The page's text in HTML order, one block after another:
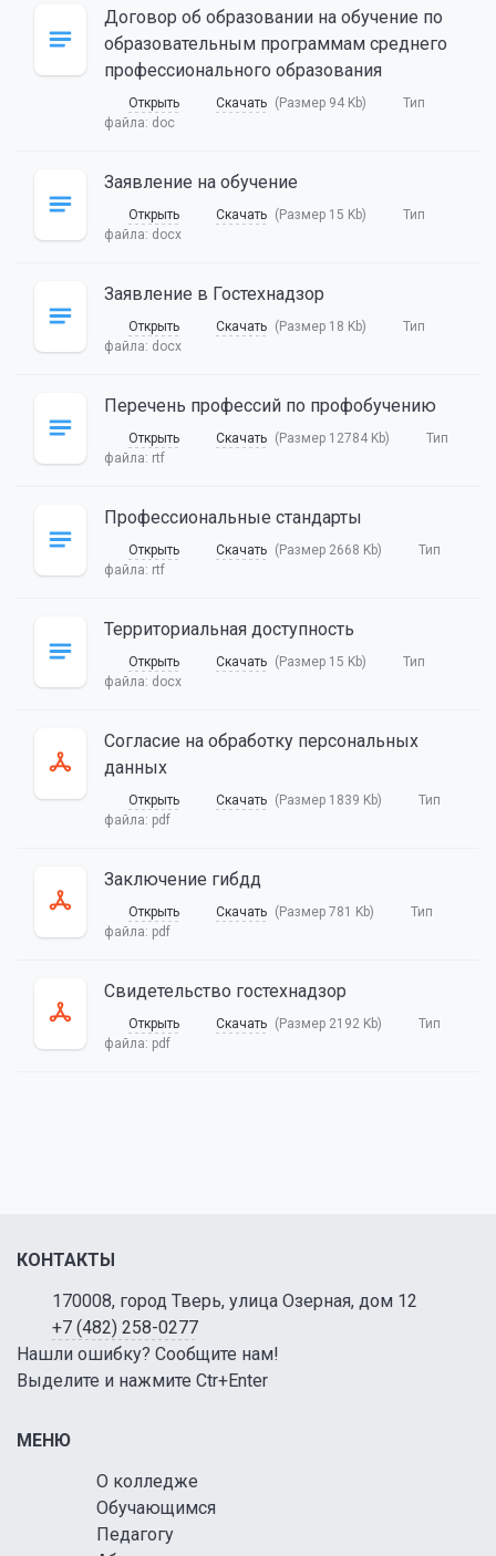
Договор об образовании на обучение по
образовательным программам среднего
профессионального образования
Открыть Скачать (Размер 94 Kb)
Тип
файла: doc
Заявление на обучение
Открыть Скачать (Размер 15 Kb)
Тип
файла: docx
Заявление в Гостехнадзор
Открыть Скачать (Размер 18 Kb)
Тип
файла: docx
Перечень профессий по профобучению
Открыть Скачать (Размер 12784 Kb)
Тип
файла: rtf
Профессиональные стандарты
Открыть Скачать (Размер 2668 Kb)
Тип
файла: rtf
Территориальная доступность
Открыть Скачать (Размер 15 Kb)
Тип
файла: docx
Согласие на обработку персональных
данных
Открыть Скачать (Размер 1839 Kb)
Тип
файла: pdf
Заключение гибдд
Открыть Скачать (Размер 781 Kb)
Тип
файла: pdf
Свидетельство гостехнадзор
Открыть Скачать (Размер 2192 Kb)
Тип
файла: pdf
КОНТАКТЫ
170008, город Тверь, улица Озерная, дом 12
+7 (482) 258-0277
Нашли ошибку? Сообщите нам!
Выделите и нажмите Ctr+Enter
МЕНЮ
О колледже
Обучающимся
Педагогу